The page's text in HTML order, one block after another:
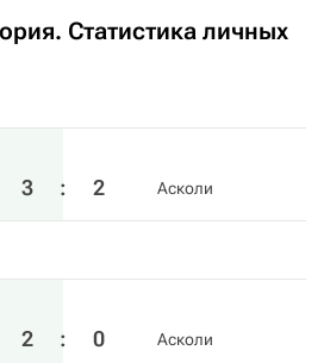
Статистика личных
3 : 2 Асколи
2 : 0 Асколи